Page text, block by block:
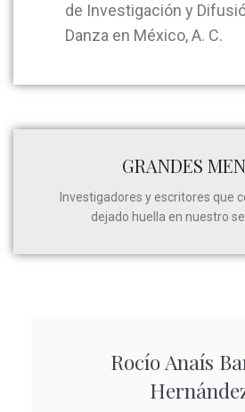
de Investigación y
Danza en México, A. C.
GRANDES
Investigadores y escritores que
dejado huella en nuestro
Rocío Anaís